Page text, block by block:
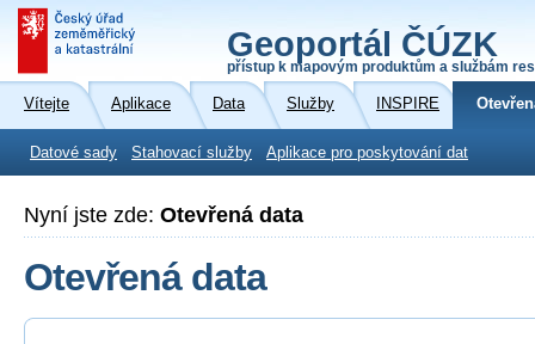
Geoportál ČÚZK
přístup k mapovým produktům a službám
Vítejte Aplikace Data Služby INSPIRE
Datové sady Stahovací služby Aplikace pro poskytování dat
Nyní jste zde: Otevřená data
Otevřená data